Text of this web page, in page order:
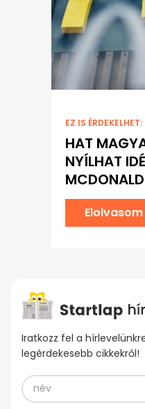
EZ IS ÉRDEKELHET:
HAT
NYÍLHAT
Elolvasom
Iratkozz fel a
legérdekesebb cikkekről!